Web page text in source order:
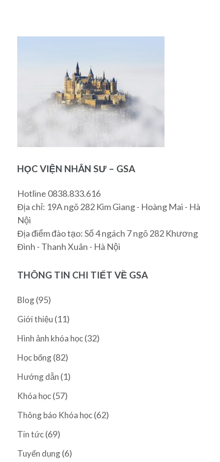
HỌC VIỆN NHÂN SƯ – GSA
Hotline 0838.833.616
Địa chỉ: 19A ngõ 282 Kim Giang - Hoàng Mai - Hà
Nội
Địa điểm đào tạo: Số 4 ngách 7 ngõ 282 Khương
Đình - Thanh Xuân - Hà Nội
THÔNG TIN CHI TIẾT VỀ GSA
Blog(95)
Giới thiệu (11)
Hình ảnh khóa học(32)
Học bổng(82)
Hướng dẫn (1)
Khóa học(57)
Thông báo Khóa học(62)
Tin tức(69)
Tuyển dụng(6)